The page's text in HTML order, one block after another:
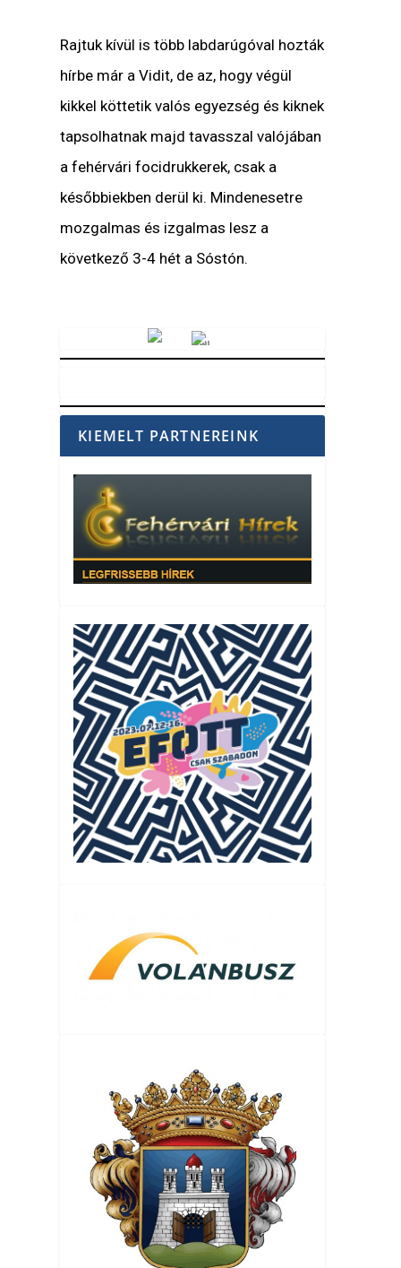
Rajtuk kívül is több labdarúgóval hozták
hírbe már a Vidit, de az, hogy végül
kikkel köttetik valós egyezség és kiknek
tapsolhatnak majd tavasszal valójában
a fehérvári focidrukkerek, csak a
későbbiekben derül ki. Mindenesetre
mozgalmas és izgalmas lesz a
következő 3-4 hét a Sóstón.
KIEMELT PARTNEREINK